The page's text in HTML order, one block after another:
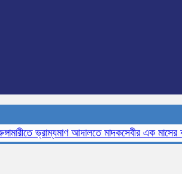
ভ্রাম্যমাণ আদালতে মাদকসেবীর এক মাসের